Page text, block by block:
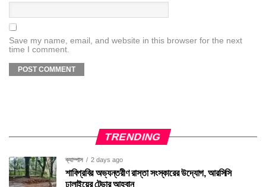
Save my name, email, and website in this browser for the next
time I comment.
TRENDING
ক্যাম্পাস 2 days ago
শাবিপ্রবির অভ্যন্তরীণ রাস্তা সংস্কারের উদ্যোগ, আরসিসি
ঢালাইয়ের টেন্ডার আহ্বান